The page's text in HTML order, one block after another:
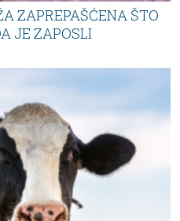
ZAPREPAŠĆENA ŠTO
JE ZAPOSLI